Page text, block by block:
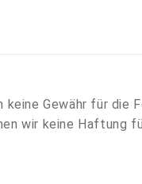
Gewähr für die
wir keine